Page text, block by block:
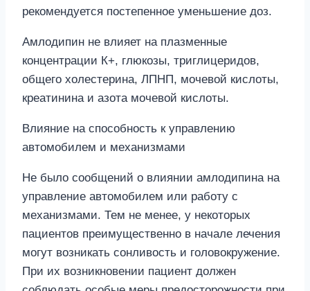
рекомендуется постепенное уменьшение доз.
Амлодипин не влияет на плазменные
концентрации К+, глюкозы, триглицеридов,
общего холестерина, ЛПНП, мочевой кислоты,
креатинина и азота мочевой кислоты.
Влияние на способность к управлению
автомобилем и механизмами
Не было сообщений о влиянии амлодипина на
управление автомобилем или работу с
механизмами. Тем не менее, у некоторых
пациентов преимущественно в начале лечения
могут возникать сонливость и головокружение.
При их возникновении пациент должен